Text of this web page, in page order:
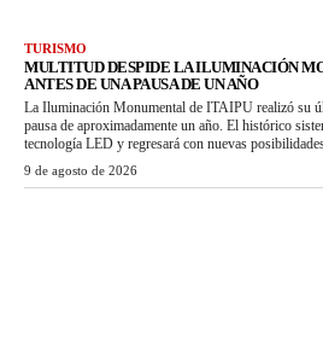
TURISMO
MULTITUD DESPIDE LA ILUMINACIÓN
ANTES DE UNA PAUSA DE UN AÑO
La Iluminación Monumental de ITAIPU realizó su
pausa de aproximadamente un año. El histórico
tecnología LED y regresará con nuevas
9 de agosto de 2026